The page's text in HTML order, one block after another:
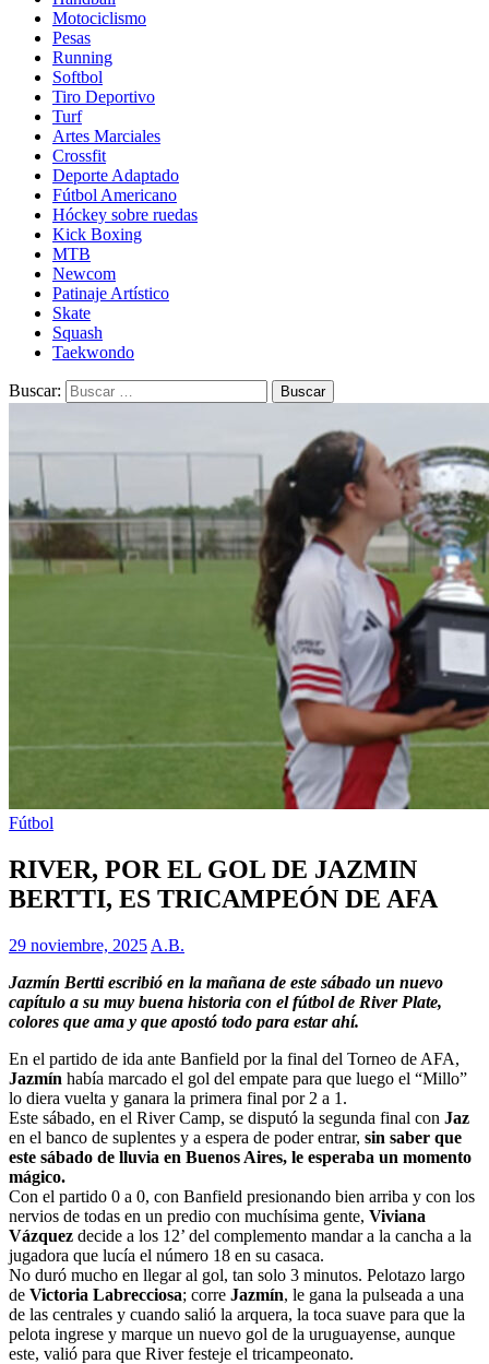
Motociclismo
Pesas
Running
Softbol
Tiro Deportivo
Turf
Artes Marciales
Crossfit
Deporte Adaptado
Fútbol Americano
Hóckey sobre ruedas
Kick Boxing
MTB
Newcom
Patinaje Artístico
Skate
Squash
Taekwondo
Buscar:
Fútbol
RIVER, POR EL GOL DE JAZMIN
BERTTI, ES TRICAMPEÓN DE AFA
29 noviembre, 2025 A.B.
Jazmín Bertti escribió en la mañana de este sábado un nuevo
capítulo a su muy buena historia con el fútbol de River Plate,
colores que ama y que apostó todo para estar ahí.
En el partido de ida ante Banfield por la final del Torneo de AFA,
Jazmín había marcado el gol del empate para que luego el “Millo”
lo diera vuelta y ganara la primera final por 2 a 1.
Este sábado, en el River Camp, se disputó la segunda final con Jaz
en el banco de suplentes y a espera de poder entrar, sin saber que
este sábado de lluvia en Buenos Aires, le esperaba un momento
mágico.
Con el partido 0 a 0, con Banfield presionando bien arriba y con los
nervios de todas en un predio con muchísima gente, Viviana
Vázquez decide a los 12’ del complemento mandar a la cancha a la
jugadora que lucía el número 18 en su casaca.
No duró mucho en llegar al gol, tan solo 3 minutos. Pelotazo largo
de Victoria Labrecciosa; corre Jazmín, le gana la pulseada a una
de las centrales y cuando salió la arquera, la toca suave para que la
pelota ingrese y marque un nuevo gol de la uruguayense, aunque
este, valió para que River festeje el tricampeonato.